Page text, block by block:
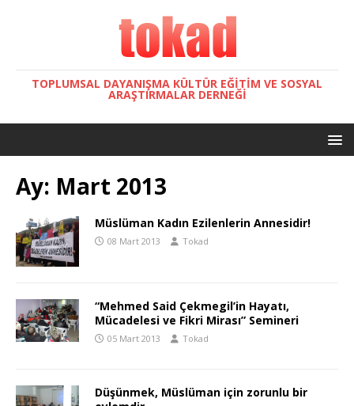
TOPLUMSAL DAYANIŞMA KÜLTÜR EĞITIM VE SOSYAL
ARAŞTIRMALAR DERNEĞI
Ay: Mart 2013
Müslüman Kadın Ezilenlerin Annesidir!
08 Mart 2013 Tokad
“Mehmed Said Çekmegil’in Hayatı,
Mücadelesi ve Fikri Mirası” Semineri
05 Mart 2013 Tokad
Düşünmek, Müslüman için zorunlu bir